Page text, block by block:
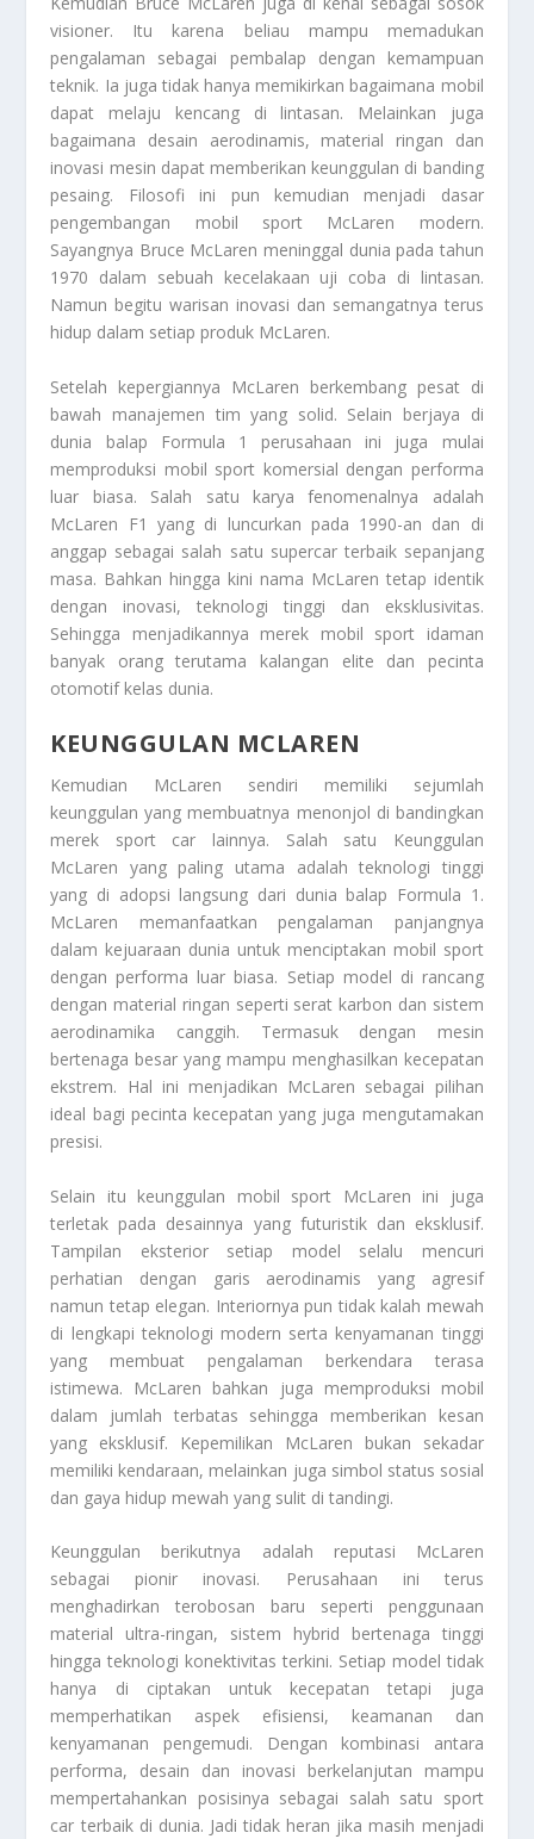
visioner. Itu karena beliau mampu memadukan
pengalaman sebagai pembalap dengan kemampuan
teknik. Ia juga tidak hanya memikirkan bagaimana mobil
dapat melaju kencang di lintasan. Melainkan juga
bagaimana desain aerodinamis, material ringan dan
inovasi mesin dapat memberikan keunggulan di banding
pesaing. Filosofi ini pun kemudian menjadi dasar
pengembangan mobil sport McLaren modern.
Sayangnya Bruce McLaren meninggal dunia pada tahun
1970 dalam sebuah kecelakaan uji coba di lintasan.
Namun begitu warisan inovasi dan semangatnya terus
hidup dalam setiap produk McLaren.
Setelah kepergiannya McLaren berkembang pesat di
bawah manajemen tim yang solid. Selain berjaya di
dunia balap Formula 1 perusahaan ini juga mulai
memproduksi mobil sport komersial dengan performa
luar biasa. Salah satu karya fenomenalnya adalah
McLaren F1 yang di luncurkan pada 1990-an dan di
anggap sebagai salah satu supercar terbaik sepanjang
masa. Bahkan hingga kini nama McLaren tetap identik
dengan inovasi, teknologi tinggi dan eksklusivitas.
Sehingga menjadikannya merek mobil sport idaman
banyak orang terutama kalangan elite dan pecinta
otomotif kelas dunia.
KEUNGGULAN MCLAREN
Kemudian McLaren sendiri memiliki sejumlah
keunggulan yang membuatnya menonjol di bandingkan
merek sport car lainnya. Salah satu
Keunggulan
McLaren yang paling utama adalah teknologi tinggi
yang di adopsi langsung dari dunia balap Formula 1.
McLaren memanfaatkan pengalaman panjangnya
dalam kejuaraan dunia untuk menciptakan mobil sport
dengan performa luar biasa. Setiap model di rancang
dengan material ringan seperti serat karbon dan sistem
aerodinamika canggih. Termasuk dengan mesin
bertenaga besar yang mampu menghasilkan kecepatan
ekstrem. Hal ini menjadikan McLaren sebagai pilihan
ideal bagi pecinta kecepatan yang juga mengutamakan
presisi.
Selain itu keunggulan mobil sport McLaren ini juga
terletak pada desainnya yang futuristik dan eksklusif.
Tampilan eksterior setiap model selalu mencuri
perhatian dengan garis aerodinamis yang agresif
namun tetap elegan. Interiornya pun tidak kalah mewah
di lengkapi teknologi modern serta kenyamanan tinggi
yang membuat pengalaman berkendara terasa
istimewa. McLaren bahkan juga memproduksi mobil
dalam jumlah terbatas sehingga memberikan kesan
yang eksklusif. Kepemilikan McLaren bukan sekadar
memiliki kendaraan, melainkan juga simbol status sosial
dan gaya hidup mewah yang sulit di tandingi.
Keunggulan berikutnya adalah reputasi McLaren
sebagai pionir inovasi. Perusahaan ini terus
menghadirkan terobosan baru seperti penggunaan
material ultra-ringan, sistem hybrid bertenaga tinggi
hingga teknologi konektivitas terkini. Setiap model tidak
hanya di ciptakan untuk kecepatan tetapi juga
memperhatikan aspek efisiensi, keamanan dan
kenyamanan pengemudi. Dengan kombinasi antara
performa, desain dan inovasi berkelanjutan mampu
mempertahankan posisinya sebagai salah satu sport
car terbaik di dunia. Jadi tidak heran jika masih menjadi